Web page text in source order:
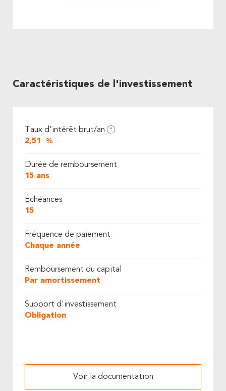
Caractéristiques de l'investissement
Taux d'intérêt brut/an
2,51 %
Durée de remboursement
15 ans
Échéances
15
Fréquence de paiement
Chaque année
Remboursement du capital
Par amortissement
Support d'investissement
Obligation
Voir la documentation